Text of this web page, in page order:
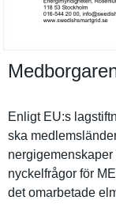
Enligt EU:s
ska
nyckelfråg­or för
det omarbetade